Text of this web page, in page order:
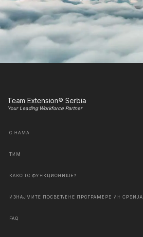
Team Extension® Serbia
Your Leading Workforce Partner
О НАМА
ТИМ
КАКО ТО ФУНКЦИОНИШЕ?
ИЗНАЈМИТЕ ПОСВЕЋЕНЕ ПРОГРАМЕРЕ ИН СРБИЈА
FAQ